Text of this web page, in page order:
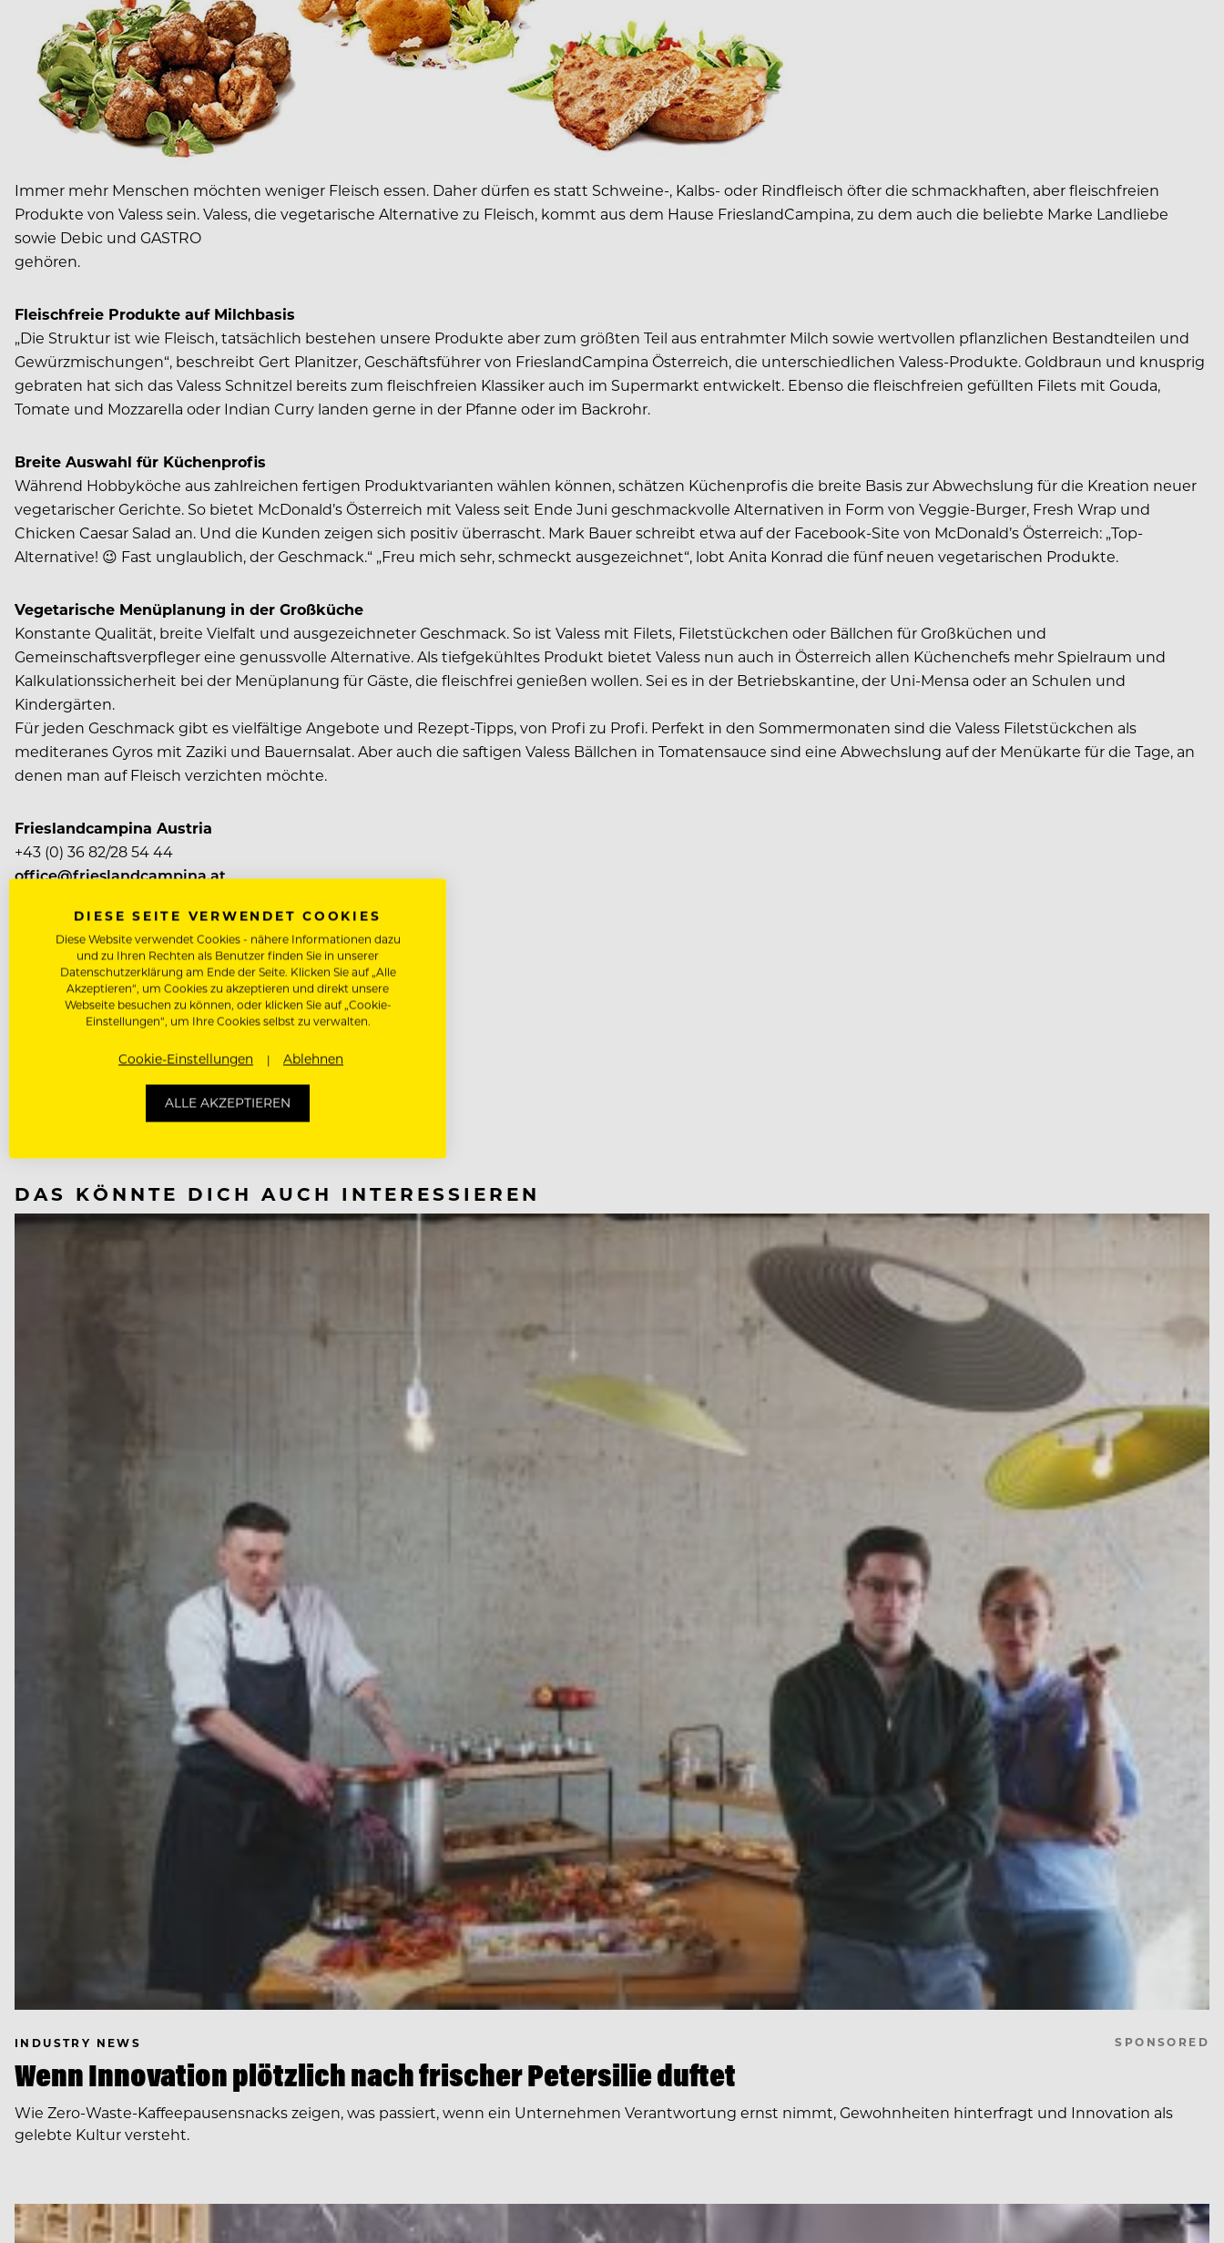
Immer mehr Menschen möchten weniger Fleisch essen. Daher dürfen es statt Schweine-, Kalbs- oder Rindfleisch öfter die schmackhaften, aber fleischfreien
Produkte von Valess sein. Valess, die vegetarische Alternative zu Fleisch, kommt aus dem Hause FrieslandCampina, zu dem auch die beliebte Marke Landliebe
sowie Debic und GASTRO
gehören.
Fleischfreie Produkte auf Milchbasis
„Die Struktur ist wie Fleisch, tatsächlich bestehen unsere Produkte aber zum größten Teil aus entrahmter Milch sowie wertvollen pflanzlichen Bestandteilen und
Gewürzmischungen“, beschreibt Gert Planitzer, Geschäftsführer von FrieslandCampina Öster­reich, die unter­schiedlichen Valess-­Produkte. Goldbraun und knusprig
gebraten hat sich das Valess Schnitzel bereits zum fleischfreien Klassiker auch im Supermarkt entwickelt. Ebenso die fleischfreien gefüllten Filets mit Gouda,
Tomate und Mozzarella oder Indian Curry landen gerne in der Pfanne oder im Backrohr.
Breite Auswahl für Küchenprofis
Während Hobbyköche aus zahlreichen fertigen Produktvarianten wäh­len können, schätzen Küchenprofis die breite Basis zur Ab­wechslung für die Kreation neuer
vegetarischer Gerichte. So bietet McDonald’s Öster­reich mit Valess seit Ende Juni geschmack­volle Alternativen in Form von Veggie-Burger, Fresh Wrap und
Chicken Caesar Salad an. Und die Kunden zeigen sich positiv überrascht. Mark Bauer schreibt etwa auf der Facebook-Site von McDonald’s Österreich: „Top-
Alternative! 😉 Fast unglaublich, der Geschmack.“ „Freu mich sehr, schmeckt ausgezeichnet“, lobt Anita Konrad die fünf neuen vegetarischen Produkte.
Vegetarische Menüplanung in der Großküche
Konstante Qualität, breite Vielfalt und ausgezeichneter Geschmack. So ist Valess mit Filets, Filetstückchen oder Bällchen für Großküchen und
Gemeinschaftsverpfleger eine genussvolle Alternative. Als tiefgekühltes Produkt bietet Valess nun auch in Österreich allen Küchenchefs mehr Spielraum und
Kalkulationssicherheit bei der Menüplanung für Gäste, die fleischfrei genießen wollen. Sei es in der Betriebskantine, der Uni-Mensa oder an Schulen und
Kindergärten.
Für jeden Geschmack gibt es vielfältige Angebote und Rezept-Tipps, von Profi zu Profi. Perfekt in den Sommermonaten sind die Valess Filetstückchen als
mediteranes Gyros mit Zaziki und Bauernsalat. Aber auch die saftigen Valess Bällchen in Tomatensauce sind eine Abwechslung auf der Menükarte für die Tage, an
denen man auf Fleisch verzichten möchte.
Frieslandcampina Austria
+43 (0) 36 82/28 54 44
office@frieslandcampina.at
WERBUNG
NÄCHSTER ARTIKEL
VORHERIGER ARTIKEL
DAS KÖNNTE DICH AUCH INTERESSIEREN
INDUSTRY NEWS SPONSORED
Wenn Innovation plötzlich nach frischer Petersilie duftet
Wie Zero-Waste-Kaffeepausensnacks zeigen, was passiert, wenn ein Unternehmen Verantwortung ernst nimmt, Gewohnheiten hinterfragt und Innovation als
gelebte Kultur versteht.
DIESE SEITE VERWENDET COOKIES
Diese Website verwendet Cookies - nähere Informationen dazu
und zu Ihren Rechten als Benutzer finden Sie in unserer
Datenschutzerklärung am Ende der Seite. Klicken Sie auf „Alle
Akzeptieren“, um Cookies zu akzeptieren und direkt unsere
Webseite besuchen zu können, oder klicken Sie auf „Cookie-
Einstellungen“, um Ihre Cookies selbst zu verwalten.
Cookie-Einstellungen Ablehnen
ALLE AKZEPTIEREN